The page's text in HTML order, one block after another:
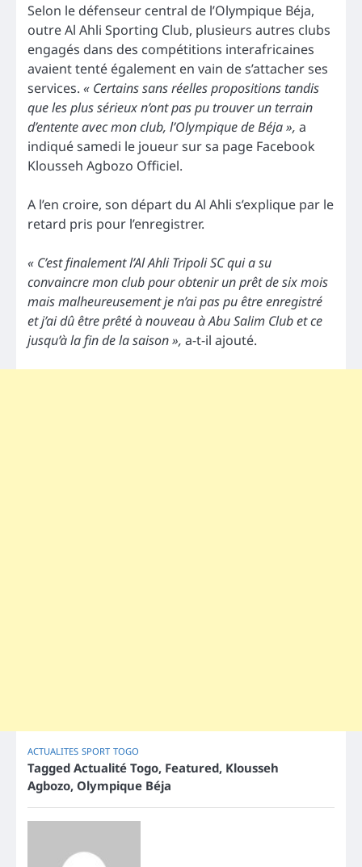
Selon le défenseur central de l’Olympique Béja,
outre Al Ahli Sporting Club, plusieurs autres clubs
engagés dans des compétitions interafricaines
avaient tenté également en vain de s’attacher ses
services. « Certains sans réelles propositions tandis
que les plus sérieux n’ont pas pu trouver un terrain
d’entente avec mon club, l’Olympique de Béja », a
indiqué samedi le joueur sur sa page Facebook
Klousseh Agbozo Officiel.
A l’en croire, son départ du Al Ahli s’explique par le
retard pris pour l’enregistrer.
« C’est finalement l’Al Ahli Tripoli SC qui a su
convaincre mon club pour obtenir un prêt de six mois
mais malheureusement je n’ai pas pu être enregistré
et j’ai dû être prêté à nouveau à Abu Salim Club et ce
jusqu’à la fin de la saison », a-t-il ajouté.
ACTUALITES SPORT TOGO
Tagged Actualité Togo, Featured, Klousseh
Agbozo, Olympique Béja